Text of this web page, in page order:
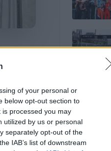
of your personal or
below opt-out section to
processed you may
utilized by us or personal
separately opt-out of the
IAB’s list of downstream
OLVASÁS
HIRDETÉS